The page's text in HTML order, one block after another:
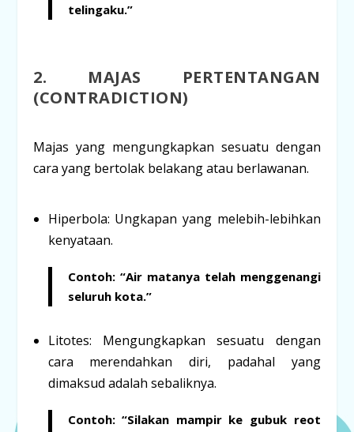
telingaku.”
2. MAJAS PERTENTANGAN
(CONTRADICTION)
Majas yang mengungkapkan sesuatu dengan
cara yang bertolak belakang atau berlawanan.
Hiperbola: Ungkapan yang melebih-lebihkan
kenyataan.
Contoh:“Air matanya telah menggenangi
seluruh kota.”
Litotes: Mengungkapkan sesuatu dengan
cara merendahkan diri, padahal yang
dimaksud adalah sebaliknya.
Contoh:“Silakan mampir ke gubuk reot